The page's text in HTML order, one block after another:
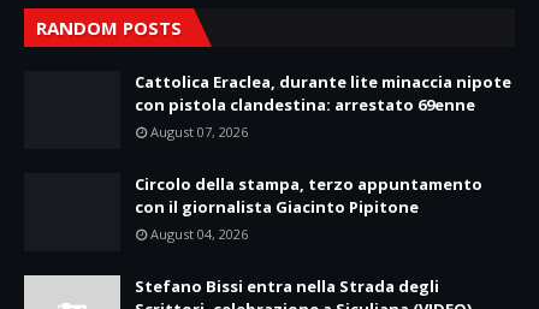
RANDOM POSTS
Cattolica Eraclea, durante lite minaccia nipote
con pistola clandestina: arrestato 69enne
August 07, 2026
Circolo della stampa, terzo appuntamento
con il giornalista Giacinto Pipitone
August 04, 2026
Stefano Bissi entra nella Strada degli